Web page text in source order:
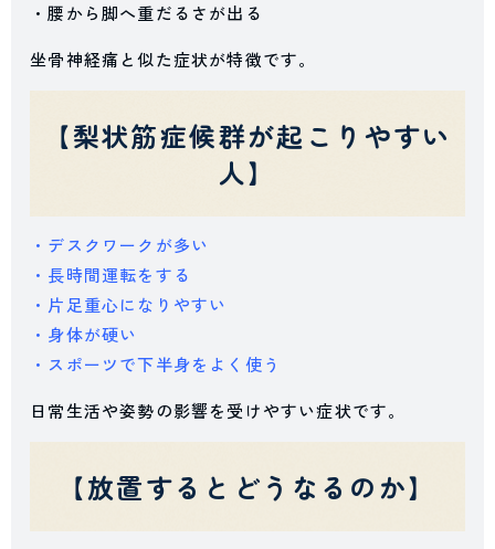
・腰から脚へ重だるさが出る
坐骨神経痛と似た症状が特徴です。
【梨状筋症候群が起こりやすい
人】
・デスクワークが多い
・長時間運転をする
・片足重心になりやすい
・身体が硬い
・スポーツで下半身をよく使う
日常生活や姿勢の影響を受けやすい症状です。
【放置するとどうなるのか】